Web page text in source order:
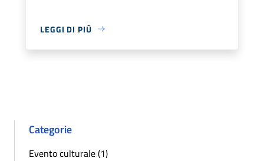
LEGGI DI PIÙ
Categorie
Evento culturale (1)